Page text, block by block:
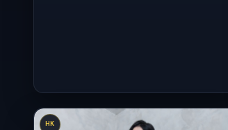
HK